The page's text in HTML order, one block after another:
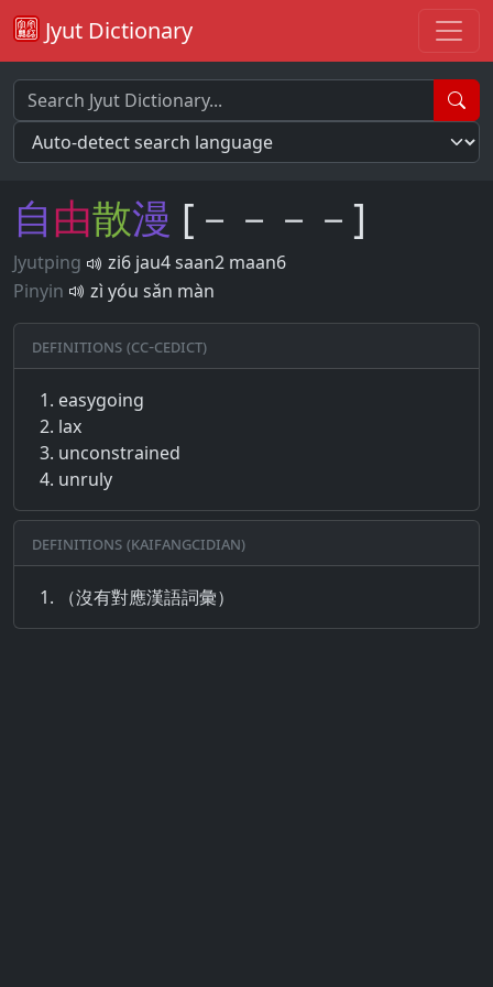
Jyut Dictionary
自由散漫 [－－－－]
Jyutping
zi6 jau4 saan2 maan6
Pinyin
zì yóu sǎn màn
Definitions (CC-CEDICT)
easygoing
lax
unconstrained
unruly
Definitions (Kaifangcidian)
（沒有對應漢語詞彙）